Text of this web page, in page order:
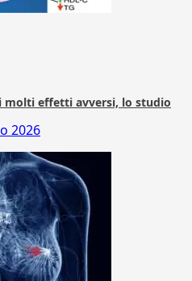
effetti avversi, lo studio
2026